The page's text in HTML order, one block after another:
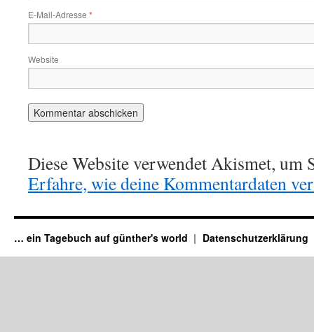
E-Mail-Adresse *
Website
Diese Website verwendet Akismet, um
Erfahre, wie deine Kommentardaten
… ein Tagebuch auf günther's world Datenschutzerklärung